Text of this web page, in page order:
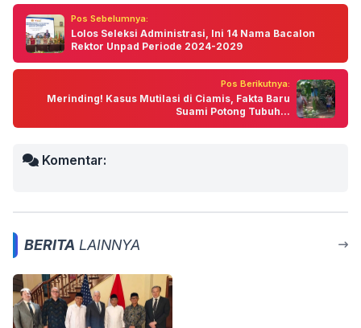
Pos Sebelumnya:
Lolos Seleksi Administrasi, Ini 14 Nama Bacalon
Rektor Unpad Periode 2024-2029
Pos Berikutnya:
Merinding! Kasus Mutilasi di Ciamis, Fakta Baru
Suami Potong Tubuh...
Komentar:
BERITA LAINNYA